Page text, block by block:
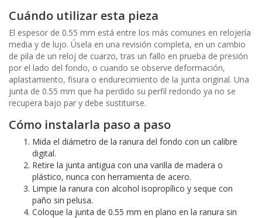
Cuándo utilizar esta pieza
El espesor de 0.55 mm está entre los más comunes en relojería
media y de lujo. Úsela en una revisión completa, en un cambio
de pila de un reloj de cuarzo, tras un fallo en prueba de presión
por el lado del fondo, o cuando se observe deformación,
aplastamiento, fisura o endurecimiento de la junta original. Una
junta de 0.55 mm que ha perdido su perfil redondo ya no se
recupera bajo par y debe sustituirse.
Cómo instalarla paso a paso
Mida el diámetro de la ranura del fondo con un calibre
digital.
Retire la junta antigua con una varilla de madera o
plástico, nunca con herramienta de acero.
Limpie la ranura con alcohol isopropílico y seque con
paño sin pelusa.
Coloque la junta de 0.55 mm en plano en la ranura sin